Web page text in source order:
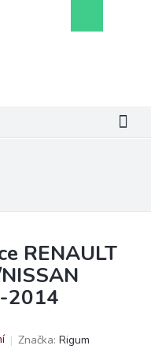
košík
RENAULT
2014
Značka: Rigum